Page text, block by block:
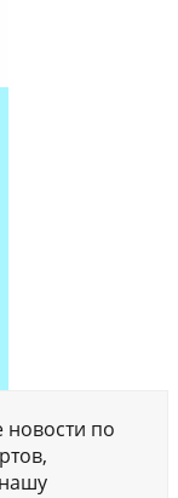
новости по